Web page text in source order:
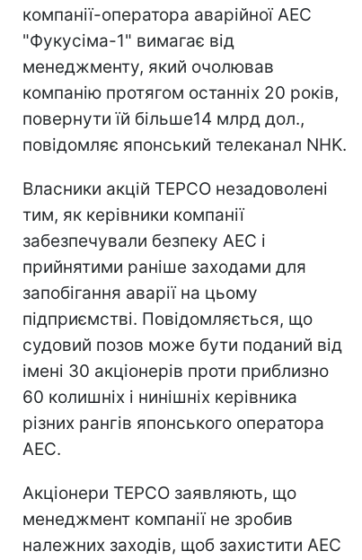
компанії-оператора аварійної АЕС
"Фукусіма-1" вимагає від
менеджменту, який очолював
компанію протягом останніх 20 років,
повернути їй більше14 млрд дол.,
повідомляє японський телеканал NHK.
Власники акцій TEPCO незадоволені
тим, як керівники компанії
забезпечували безпеку АЕС і
прийнятими раніше заходами для
запобігання аварії на цьому
підприємстві. Повідомляється, що
судовий позов може бути поданий від
імені 30 акціонерів проти приблизно
60 колишніх і нинішніх керівника
різних рангів японського оператора
АЕС.
Акціонери TEPCO заявляють, що
менеджмент компанії не зробив
належних заходів, щоб захистити АЕС